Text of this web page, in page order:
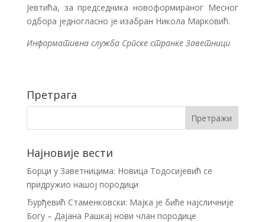
Јевтића, за председника новоформираног Месног
одбора једногласно је изабран Никола Марковић.
Информативна служба Српске странке Заветници
Претрага
Најновије вести
Борци у Заветницима: Новица Тодосијевић се
придружио нашој породици
Ђурђевић Стаменковски: Мајка је биће најсличније
Богу – Дајана Рашкај нови члан породице